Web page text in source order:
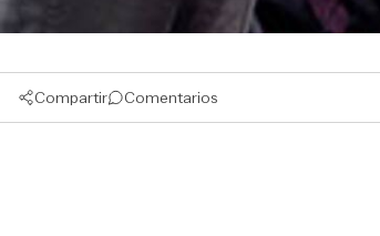
Compartir Comentarios